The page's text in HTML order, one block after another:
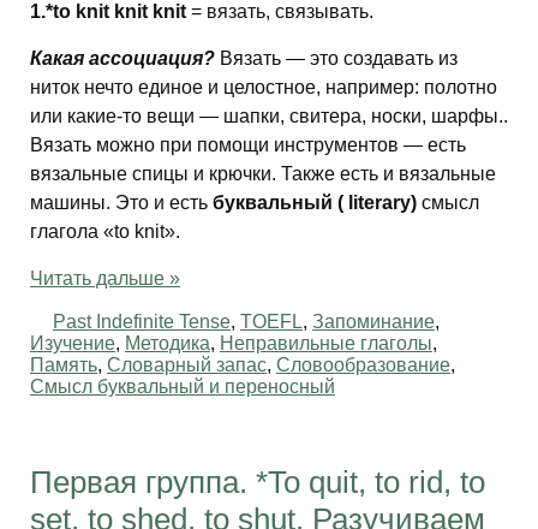
1.*to knit knit knit = вязать, связывать.
Какая ассоциация? Вязать — это создавать из
ниток нечто единое и целостное, например: полотно
или какие-то вещи — шапки, свитера, носки, шарфы..
Вязать можно при помощи инструментов — есть
вязальные спицы и крючки. Также есть и вязальные
машины. Это и есть буквальный ( literary) смысл
глагола «to knit».
Читать дальше »
Past Indefinite Tense, TOEFL, Запоминание,
Изучение, Методика, Неправильные глаголы,
Память, Словарный запас, Словообразование,
Смысл буквальный и переносный
Первая группа. *To quit, to rid, to
set, to shed, to shut. Разучиваем